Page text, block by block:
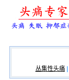
丛集性头痛